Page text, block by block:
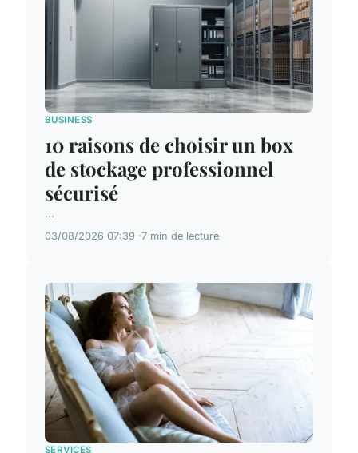
BUSINESS
10 raisons de choisir un box
de stockage professionnel
sécurisé
...
03/08/2026 07:39 7 min de lecture
SERVICES